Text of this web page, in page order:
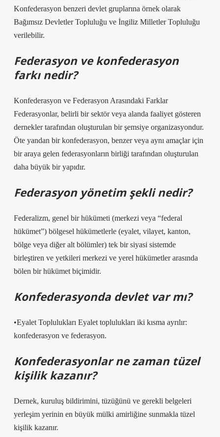
Konfederasyon benzeri devlet gruplarına örnek olarak
Bağımsız Devletler Topluluğu ve İngiliz Milletler Topluluğu
verilebilir.
Federasyon ve konfederasyon
farkı nedir?
Konfederasyon ve Federasyon Arasındaki Farklar
Federasyonlar, belirli bir sektör veya alanda faaliyet gösteren
dernekler tarafından oluşturulan bir şemsiye organizasyondur.
Öte yandan bir konfederasyon, benzer veya aynı amaçlar için
bir araya gelen federasyonların birliği tarafından oluşturulan
daha büyük bir yapıdır.
Federasyon yönetim şekli nedir?
Federalizm, genel bir hükümeti (merkezi veya “federal
hükümet”) bölgesel hükümetlerle (eyalet, vilayet, kanton,
bölge veya diğer alt bölümler) tek bir siyasi sistemde
birleştiren ve yetkileri merkezi ve yerel hükümetler arasında
bölen bir hükümet biçimidir.
Konfederasyonda devlet var mı?
•Eyalet Toplulukları Eyalet toplulukları iki kısma ayrılır:
konfederasyon ve federasyon.
Konfederasyonlar ne zaman tüzel
kişilik kazanır?
Dernek, kuruluş bildirimini, tüzüğünü ve gerekli belgeleri
yerleşim yerinin en büyük mülki amirliğine sunmakla tüzel
kişilik kazanır.